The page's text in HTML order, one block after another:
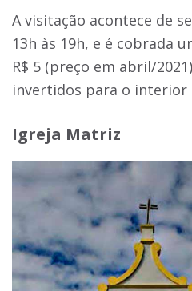
A visitação acontece de
13h às 19h, e é cobrada
R$ 5 (preço em abril/
invertidos para o interior
Igreja Matriz